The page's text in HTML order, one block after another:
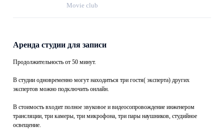
Movie club
Аренда студии для записи
Продолжительность от 50 минут.
В студии одновременно могут находиться три гостя( эксперта) других
экспертов можно подключить онлайн.
В стоимость входит полное звуковое и видеосопровождение инженером
трансляции, три камеры, три микрофона, три пары наушников, студийное
освещение.